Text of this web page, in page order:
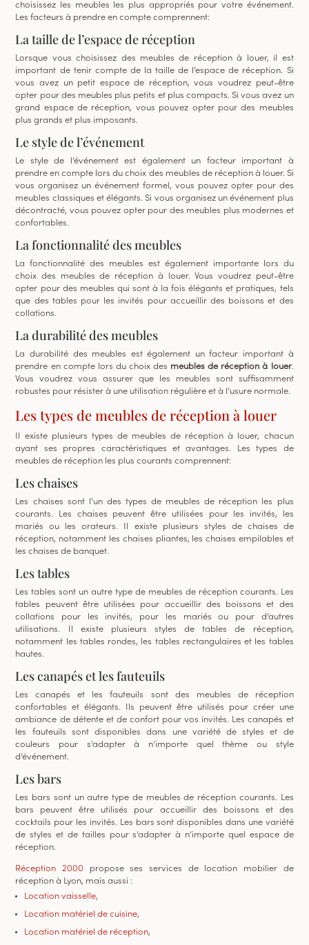
choisissez les meubles les plus appropriés pour votre événement.
Les facteurs à prendre en compte comprennent:
La taille de l’espace de réception
Lorsque vous choisissez des meubles de réception à louer, il est
important de tenir compte de la taille de l’espace de réception. Si
vous avez un petit espace de réception, vous voudrez peut-être
opter pour des meubles plus petits et plus compacts. Si vous avez un
grand espace de réception, vous pouvez opter pour des meubles
plus grands et plus imposants.
Le style de l’événement
Le style de l’événement est également un facteur important à
prendre en compte lors du choix des meubles de réception à louer. Si
vous organisez un événement formel, vous pouvez opter pour des
meubles classiques et élégants. Si vous organisez un événement plus
décontracté, vous pouvez opter pour des meubles plus modernes et
confortables.
La fonctionnalité des meubles
La fonctionnalité des meubles est également importante lors du
choix des meubles de réception à louer. Vous voudrez peut-être
opter pour des meubles qui sont à la fois élégants et pratiques, tels
que des tables pour les invités pour accueillir des boissons et des
collations.
La durabilité des meubles
La durabilité des meubles est également un facteur important à
prendre en compte lors du choix des meubles de réception à louer.
Vous voudrez vous assurer que les meubles sont suffisamment
robustes pour résister à une utilisation régulière et à l’usure normale.
Les types de meubles de réception à louer
Il existe plusieurs types de meubles de réception à louer, chacun
ayant ses propres caractéristiques et avantages. Les types de
meubles de réception les plus courants comprennent:
Les chaises
Les chaises sont l’un des types de meubles de réception les plus
courants. Les chaises peuvent être utilisées pour les invités, les
mariés ou les orateurs. Il existe plusieurs styles de chaises de
réception, notamment les chaises pliantes, les chaises empilables et
les chaises de banquet.
Les tables
Les tables sont un autre type de meubles de réception courants. Les
tables peuvent être utilisées pour accueillir des boissons et des
collations pour les invités, pour les mariés ou pour d’autres
utilisations. Il existe plusieurs styles de tables de réception,
notamment les tables rondes, les tables rectangulaires et les tables
hautes.
Les canapés et les fauteuils
Les canapés et les fauteuils sont des meubles de réception
confortables et élégants. Ils peuvent être utilisés pour créer une
ambiance de détente et de confort pour vos invités. Les canapés et
les fauteuils sont disponibles dans une variété de styles et de
couleurs pour s’adapter à n’importe quel thème ou style
d’événement.
Les bars
Les bars sont un autre type de meubles de réception courants. Les
bars peuvent être utilisés pour accueillir des boissons et des
cocktails pour les invités. Les bars sont disponibles dans une variété
de styles et de tailles pour s’adapter à n’importe quel espace de
réception.
Réception 2000 propose ses services de location mobilier de
réception à Lyon, mais aussi :
Location vaisselle,
Location matériel de cuisine,
Location matériel de réception,